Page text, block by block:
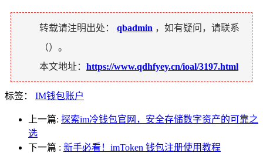
转载请注明出处： qbadmin ，如有疑问，请联系
（）。
本文地址： https://www.qdhfyey.cn/ioal/3197.html
标签： IM钱包账户
上一篇: 探索im冷钱包官网，安全存储数字资产的可靠之
选
下一篇 : 新手必看！imToken 钱包注册使用教程